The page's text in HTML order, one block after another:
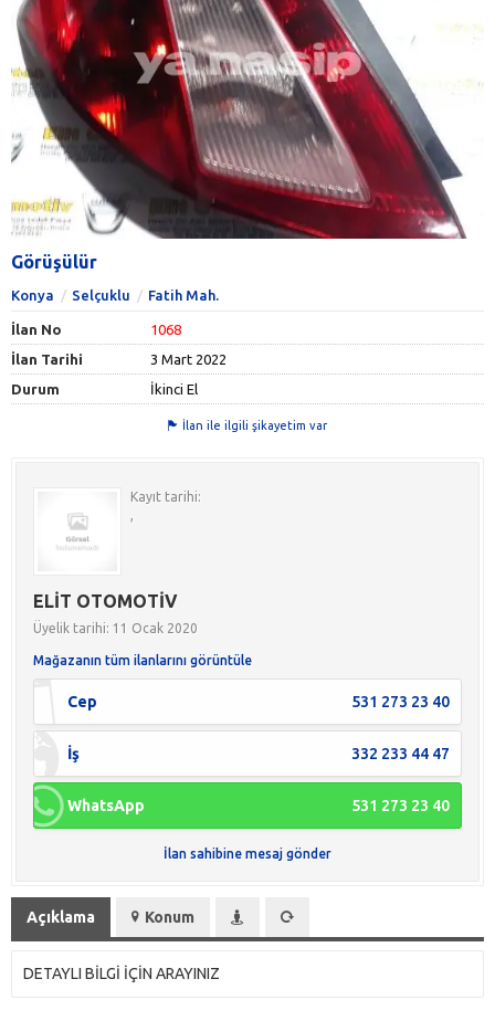
Görüşülür
Konya Selçuklu Fatih Mah.
İlan No
1068
İlan Tarihi
3 Mart 2022
Durum
İkinci El
İlan ile ilgili şikayetim var
Kayıt tarihi:
,
ELİT OTOMOTİV
Üyelik tarihi: 11 Ocak 2020
Mağazanın tüm ilanlarını görüntüle
Cep 531 273 23 40
İş 332 233 44 47
WhatsApp 531 273 23 40
İlan sahibine mesaj gönder
Açıklama Konum
DETAYLI BİLGİ İÇİN ARAYINIZ